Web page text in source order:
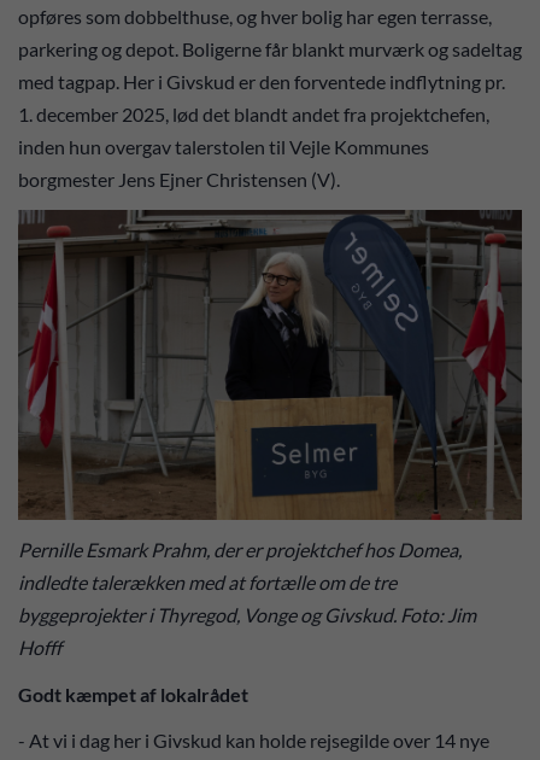
opføres som dobbelthuse, og hver bolig har egen terrasse,
parkering og depot. Boligerne får blankt murværk og sadeltag
med tagpap. Her i Givskud er den forventede indflytning pr.
1. december 2025, lød det blandt andet fra projektchefen,
inden hun overgav talerstolen til Vejle Kommunes
borgmester Jens Ejner Christensen (V).
Pernille Esmark Prahm, der er projektchef hos Domea,
indledte talerækken med at fortælle om de tre
byggeprojekter i Thyregod, Vonge og Givskud. Foto: Jim
Hofff
Godt kæmpet af lokalrådet
- At vi i dag her i Givskud kan holde rejsegilde over 14 nye